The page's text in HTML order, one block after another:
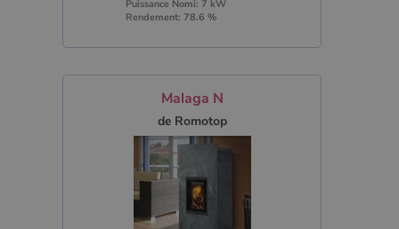
Puissance Nomi: 7 kW
Rendement: 78.6 %
Malaga N
de Romotop